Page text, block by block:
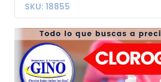
SKU: 18855